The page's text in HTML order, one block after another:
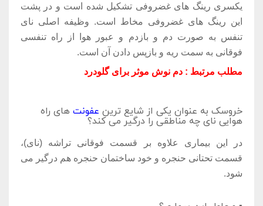
یکسری رینگ های غضروفی تشکیل شده است و در پشت
این رینگ های غضروفی مخاط است. وظیفه اصلی نای
تنفس به صورت دم و بازدم و عبور هوا از راه تنفسی
فوقانی به سمت ریه و بازپس دادن آن است.
مطلب مرتبط : دم نوش موثر برای گلودرد
خروسک به عنوان یکی از شایع ترین عفونت های راه
هوایی نای چه مناطقی را درگیر می کند؟
در این بیماری علاوه بر قسمت فوقانی تراشه (نای)،
قسمت تحتانی حنجره و خود ساختمان حنجره هم درگیر می
شود.